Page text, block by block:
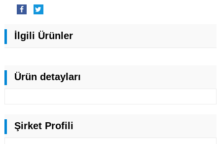
İlgili Ürünler
Ürün detayları
Şirket Profili